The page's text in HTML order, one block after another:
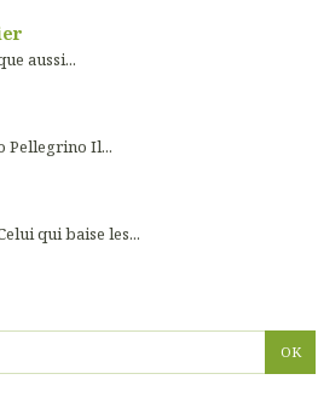
aussi...
Pellegrino Il...
qui baise les...